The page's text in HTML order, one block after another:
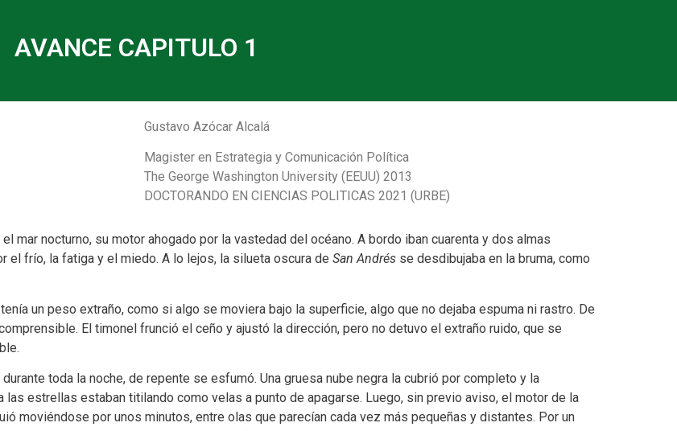
AVANCE CAPITULO 1
Gustavo Azócar Alcalá
Magister en Estrategia y Comunicación Política
The George Washington University (EEUU) 2013
DOCTORANDO EN CIENCIAS POLITICAS 2021 (URBE)
mar nocturno, su motor ahogado por la vastedad del océano. A bordo iban cuarenta y dos almas
el frío, la fatiga y el miedo. A lo lejos, la silueta oscura de San Andrés se desdibujaba en la bruma, como
un peso extraño, como si algo se moviera bajo la superficie, algo que no dejaba espuma ni rastro. De
El timonel frunció el ceño y ajustó la dirección, pero no detuvo el extraño ruido, que se
toda la noche, de repente se esfumó. Una gruesa nube negra la cubrió por completo y la
estrellas estaban titilando como velas a punto de apagarse. Luego, sin previo aviso, el motor de la
moviéndose por unos minutos, entre olas que parecían cada vez más pequeñas y distantes. Por un